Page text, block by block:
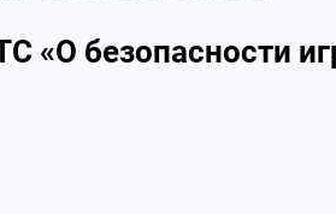
«О безопасности